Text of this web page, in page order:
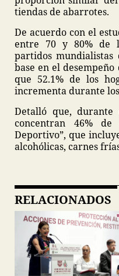
tiendas de abarrotes.
De acuerdo con el
entre 70 y 80% de
partidos mundialistas
base en el
que 52.1% de los
incrementa durante
Detalló que, durante
concentran 46%
Deportivo”, que
alcohólicas, carnes
RELACIONADOS